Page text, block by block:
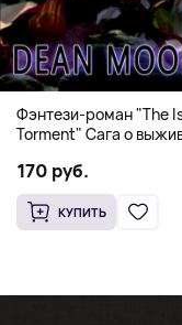
Фэнтези-роман "The
Torment" Сага о
170 руб.
КУПИТЬ